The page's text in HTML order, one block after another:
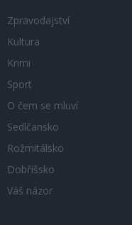
Zpravodajství
Kultura
Krimi
Sport
O čem se mluví
Sedlčansko
Rožmitálsko
Dobříšsko
Váš názor